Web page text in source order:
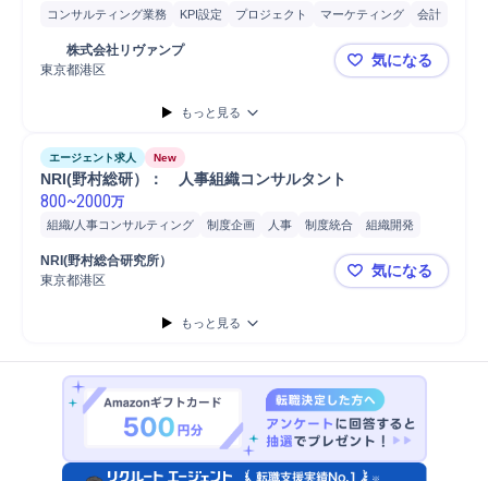
コンサルティング業務 KPI設定 プロジェクト マーケティング
会計
営業
分析
	株式会社リヴァンプ
東京都港区
攻めるCFO
気になる
もっと見る
エージェント求人 New
NRI(野村総研）：　人事組織コンサルタント
800~2000万
組織/人事コンサルティング 制度企画 人事 制度統合
組織開発
導入支援
コンサルタント
NRI(野村総合研究所）
東京都港区
NRI(野村総
気になる
もっと見る